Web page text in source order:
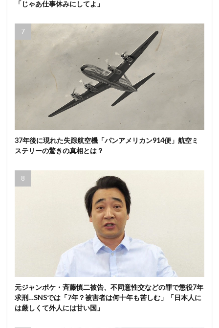
「じゃあ仕事休みにしてよ」
37年後に現れた失踪航空機「パンアメリカン914便」航空ミ
ステリーの驚きの真相とは？
元ジャンポケ・斉藤慎二被告、不同意性交などの罪で懲役7年
求刑…SNSでは「7年？被害者は何十年も苦しむ」「日本人に
は厳しくて外人には甘い国」